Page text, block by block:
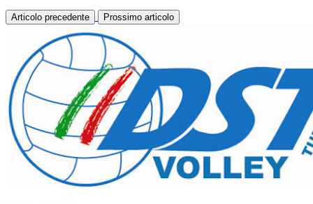
Articolo precedente Prossimo articolo